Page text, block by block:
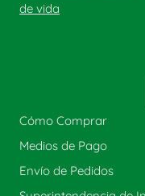
de vida
Cómo Comprar
Medios de Pago
Envío de Pedidos